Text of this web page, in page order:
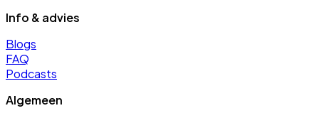
Info & advies
Blogs
FAQ
Podcasts
Algemeen